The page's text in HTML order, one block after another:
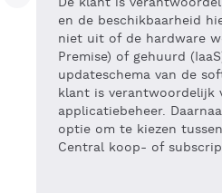
en de beschikbaarheid
niet uit of de hardware
Premise) of gehuurd
updateschema van de
klant is verantwoordelijk
applicatiebeheer.
optie om te kiezen
Central koop- of